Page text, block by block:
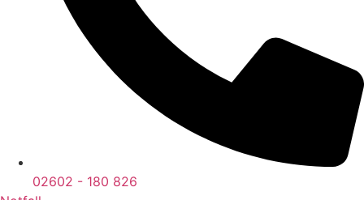
02602 - 180 826